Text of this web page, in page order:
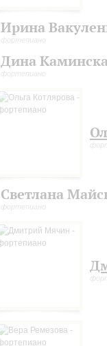
Ирина
фортепиано
Дина
фортепиано
Светлана
фортепиано